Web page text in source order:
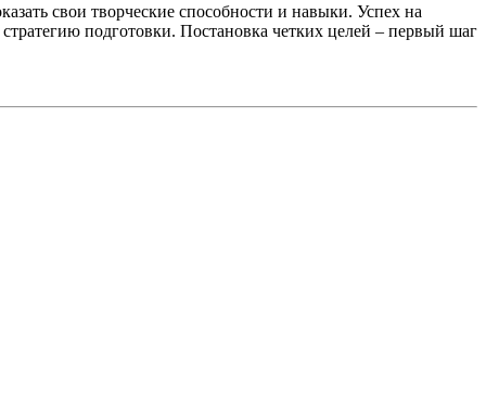
свои творческие способности и навыки. Успех на
подготовки. Постановка четких целей – первый шаг